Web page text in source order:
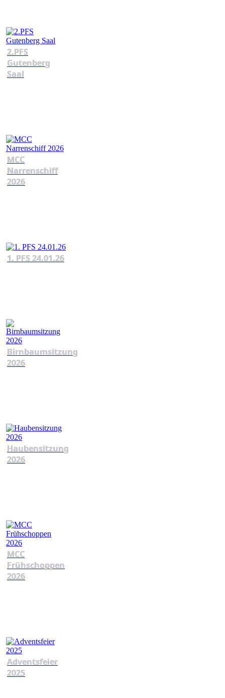
2.PFS
Gutenberg
Saal
MCC
Narrenschiff
2026
1. PFS 24.01.26
Birnbaumsitzung
2026
Haubensitzung
2026
MCC
Frühschoppen
2026
Adventsfeier
2025